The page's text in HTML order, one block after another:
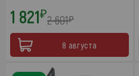
1 821₽2 601₽
8 августа